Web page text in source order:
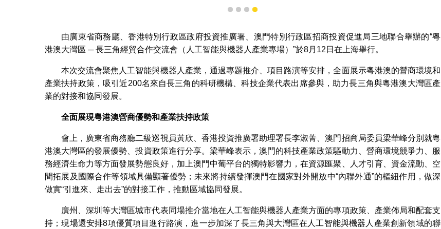
1 2 3 4
由廣東省商務廳、香港特別行政區政府投資推廣署、澳門特別行政區招商投資促進局三地聯合舉辦的“粵
港澳大灣區 ─ 長三角經貿合作交流會（人工智能與機器人產業專場）”於8月12日在上海舉行。
本次交流會聚焦人工智能與機器人產業，通過專題推介、項目路演等安排，全面展示粵港澳的營商環境和
產業扶持政策，吸引近200名來自長三角的科研機構、科技企業代表出席參與，助力長三角與粵港澳大灣區產
業的對接和協同發展。
全面展現粵港澳營商優勢和產業扶持政策
會上，廣東省商務廳二級巡視員黃欣、香港投資推廣署助理署長李淑菁、澳門招商局委員梁華峰分別就粵
港澳大灣區的發展優勢、投資政策進行分享。梁華峰表示，澳門的科技產業政策驅動力、營商環境競爭力、服
務經濟生命力等方面發展勢態良好，加上澳門中葡平台的獨特影響力，在資源匯聚、人才引育、資金流動、空
間拓展及國際合作等領域具備顯著優勢；未來將持續發揮澳門在國家對外開放中“內聯外通”的樞紐作用，做深
做實“引進來、走出去”的對接工作，推動區域協同發展。
廣州、深圳等大灣區城市代表同場推介當地在人工智能與機器人產業方面的專項政策、產業佈局和配套支
持；現場還安排8項優質項目進行路演，進一步加深了長三角與大灣區在人工智能與機器人產業創新領域的聯